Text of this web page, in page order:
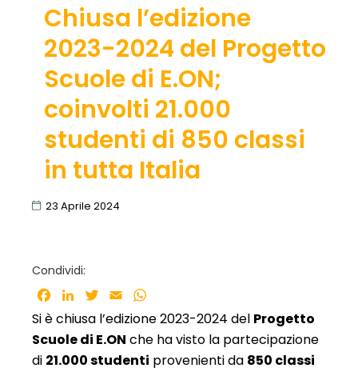
Chiusa l’edizione
2023-2024 del Progetto
Scuole di E.ON;
coinvolti 21.000
studenti di 850 classi
in tutta Italia
23 Aprile 2024
Condividi:
Facebook
LinkedInTwitter
Email
Si è chiusa l’edizione 2023-2024 del Progetto
Scuole di E.ON che ha visto la partecipazione
di 21.000 studenti provenienti da 850 classi